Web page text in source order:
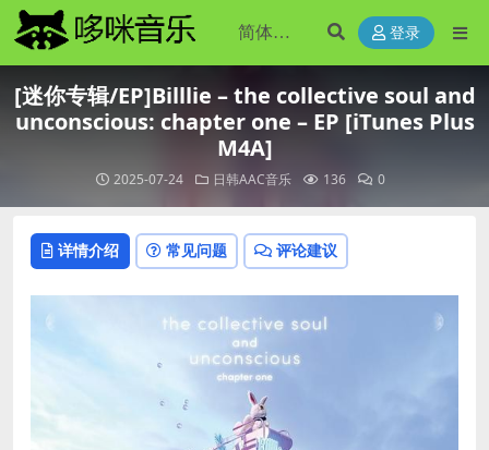
登录
[迷你专辑/EP]Billlie – the collective soul and
unconscious: chapter one – EP [iTunes Plus
M4A]
2025-07-24 日韩AAC音乐 136 0
详情介绍 常见问题 评论建议